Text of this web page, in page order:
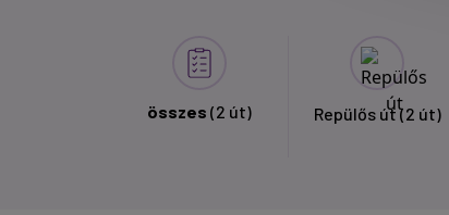
összes (2 út) Repülős út(2 út)